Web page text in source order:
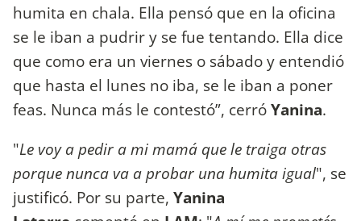
humita en chala. Ella pensó que en la oficina
se le iban a pudrir y se fue tentando. Ella dice
que como era un viernes o sábado y entendió
que hasta el lunes no iba, se le iban a poner
feas. Nunca más le contestó”, cerróYanina.
"Le voy a pedir a mi mamá que le traiga otras
porque nunca va a probar una humita igual", se
justificó. Por su parte, Yanina